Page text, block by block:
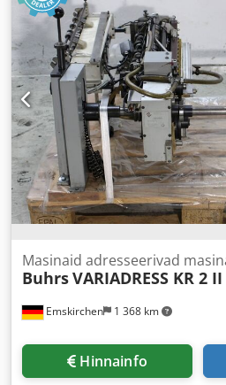
Emskirchen 1 368 km
Masinaid adresseerivad
BuhrsVARIADRESS KR 2
Hinnainfo